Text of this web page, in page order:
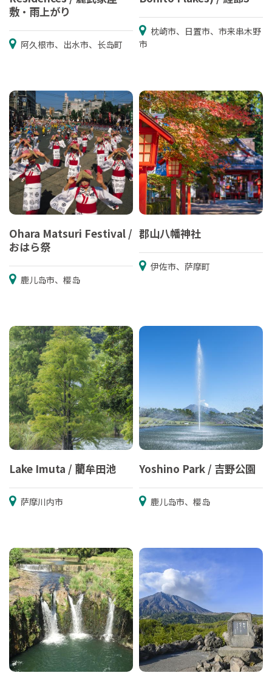
敷・雨上がり
阿久根市、出水市、长岛町
枕崎市、日置市、市来串木野
市
Ohara Matsuri Festival /
おはら祭
鹿儿岛市、樱岛
郡山八幡神社
伊佐市、萨摩町
Lake Imuta / 藺牟田池
萨摩川内市
Yoshino Park / 吉野公園
鹿儿岛市、樱岛